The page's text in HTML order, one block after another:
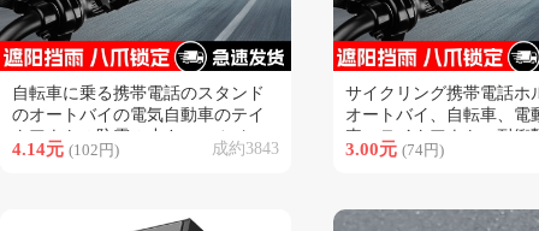
類似商品
自転車に乗る携帯電話のスタンド
のオートバイの電気自動車のテイ
クアウトの防震の小さいヘルメッ
トの防水の日よけのナビゲーショ
4.14元 (102円) 成約3843
類似商品
サイクリング携帯電話ホ
オートバイ、自転車、電
車、テイクアウト、耐衝
ルメット、防水サンシェ
クセサリー、ロードバイ
3.00元 (74円)